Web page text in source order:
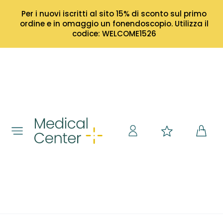
Per i nuovi iscritti al sito 15% di sconto sul primo
ordine e in omaggio un fonendoscopio. Utilizza il
codice: WELCOME1526